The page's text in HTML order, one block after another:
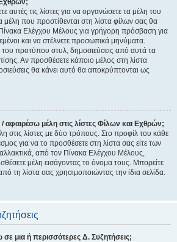
Εχθρών;
αυτές τις λίστες για να οργανώσετε τα μέλη του
που προστίθενται στη λίστα φίλων σας θα
Πίνακα Ελέγχου Μέλους για γρήγορη πρόσβαση για
και να στέλνετε προσωπικά μηνύματα.
προτύπου στυλ, δημοσιεύσεις από αυτά τα
Αν προσθέσετε κάποιο μέλος στη λίστα
θα κάνει αυτό θα αποκρύπτονται ως
μέλη στις λίστες Φίλων και Εχθρών;
στις λίστες με δύο τρόπους. Στο προφίλ του κάθε
για να το προσθέσετε στη λίστα σας είτε των
από τον Πίνακα Ελέγχου Μέλους,
μέλη εισάγοντας το όνομα τους. Μπορείτε
τη λίστα σας χρησιμοποιώντας την ίδια σελίδα.
μια ή περισσότερες Δ. Συζητήσεις;